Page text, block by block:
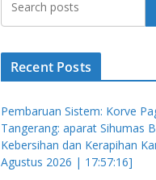
Recent Posts
Pembaruan Sistem: Korve
Tangerang: aparat Sihumas
Kebersihan dan Kerapihan
Agustus 2026 | 17:57:16]